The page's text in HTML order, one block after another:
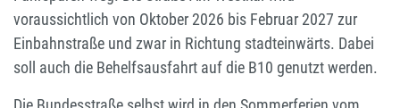
voraussichtlich von Oktober 2026 bis Februar 2027 zur
Einbahnstraße und zwar in Richtung stadteinwärts. Dabei
soll auch die Behelfsausfahrt auf die B10 genutzt werden.